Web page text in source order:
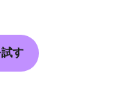
す